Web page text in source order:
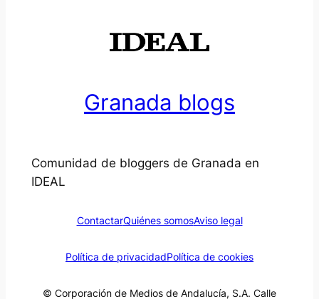
Granada blogs
Comunidad de bloggers de Granada en
IDEAL
ContactarQuiénes somosAviso legal
Política de privacidadPolítica de cookies
© Corporación de Medios de Andalucía, S.A. Calle